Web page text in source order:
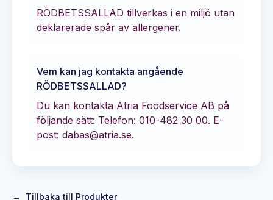
RÖDBETSSALLAD tillverkas i en miljö utan
deklarerade spår av allergener.
Vem kan jag kontakta angående
RÖDBETSSALLAD?
Du kan kontakta Atria Foodservice AB på
följande sätt: Telefon: 010-482 30 00. E-
post: dabas@atria.se.
← Tillbaka till Produkter